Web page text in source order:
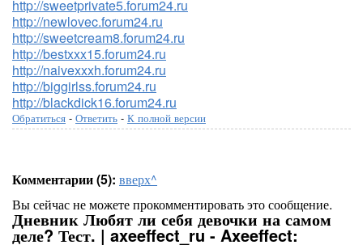
http://sweetprivate5.forum24.ru
http://newlovec.forum24.ru
http://sweetcream8.forum24.ru
http://bestxxx15.forum24.ru
http://naivexxxh.forum24.ru
http://biggirlss.forum24.ru
http://blackdick16.forum24.ru
Обратиться - Ответить - К полной версии
Комментарии (5): вверх^
Вы сейчас не можете прокомментировать это сообщение.
Дневник Любят ли себя девочки на самом
деле? Тест. | axeeffect_ru - Axeeffect: